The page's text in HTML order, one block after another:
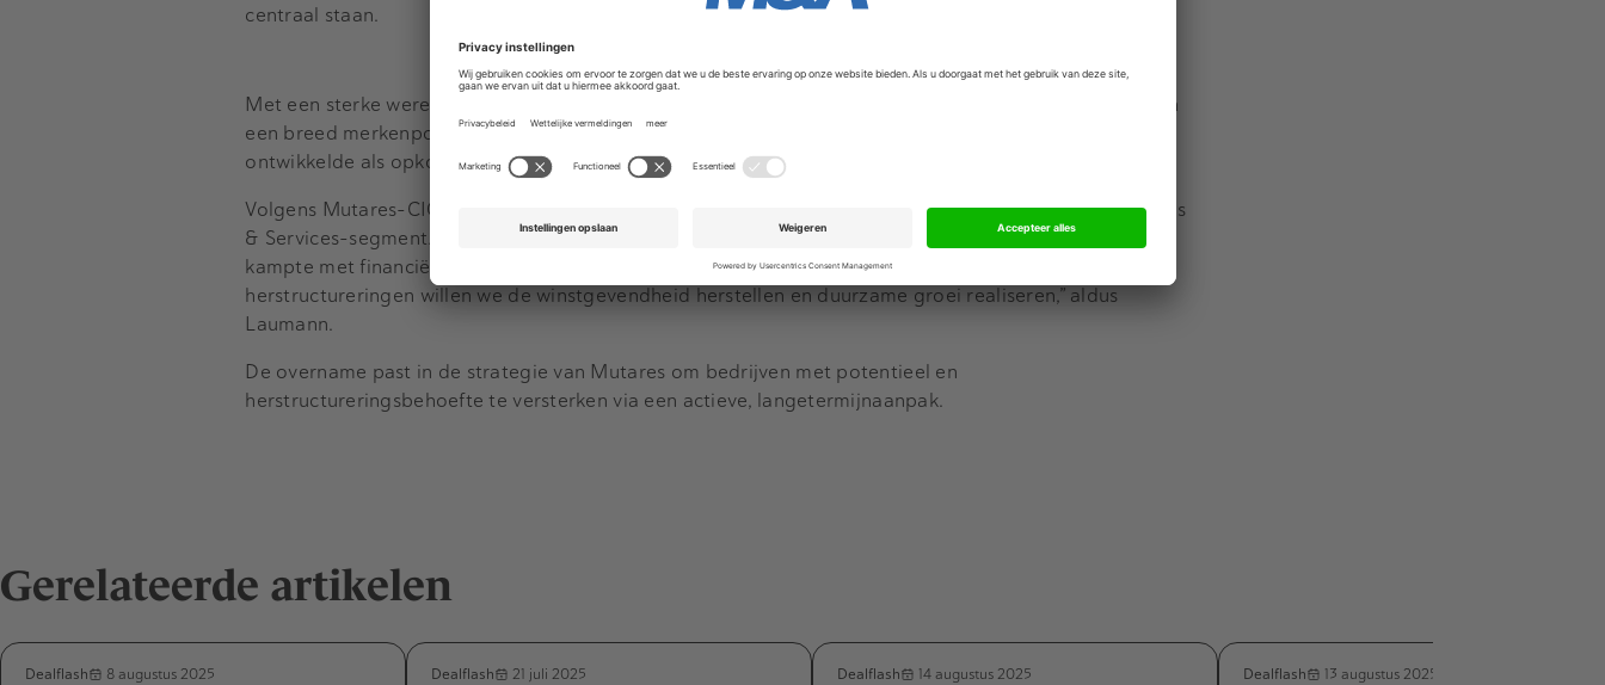
centraal staan.
Met een sterke wereldwijde aanwezigheid, technische expertise in compacte en middelgrote kranen en
een breed merkenportfolio, beschikt de onderneming over aanzienlijke groeimogelijkheden in zowel
ontwikkelde als opkomende markten.
Volgens Mutares-CIO Johannes Laumann biedt de overname een aantrekkelijk platform voor het Goods
& Services-segment. Hij ziet kansen voor een turnaround en carve-out, aangezien de divisie recent
kampte met financiële tegenvallers en operationele inefficiënties. “Met onze ervaring in carve-outs en
herstructureringen willen we de winstgevendheid herstellen en duurzame groei realiseren,” aldus
Laumann.
De overname past in de strategie van Mutares om bedrijven met potentieel en
herstructureringsbehoefte te versterken via een actieve, langetermijnaanpak.
Gerelateerde artikelen
Dealflash 8 augustus 2025 Dealflash 21 juli 2025 Dealflash 14 augustus 2025 Dealflash 13 augustus 2025